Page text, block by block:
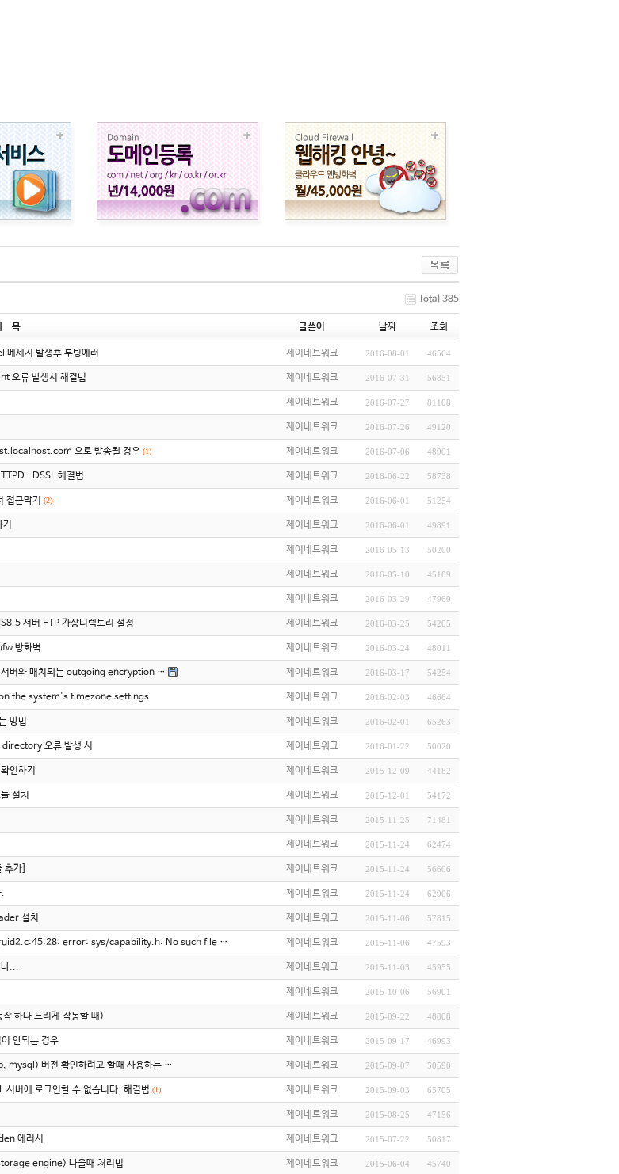
Total 385
목 글쓴이 날짜 조회
세지 발생후 부팅에러 제이네트워크 2016-08-01 46564
오류 발생시 해결법 제이네트워크 2016-07-31 56851
제이네트워크 2016-07-27 81108
제이네트워크 2016-07-26 49120
으로 발송될 경우 (1) 제이네트워크 2016-07-06 48901
-DSSL 해결법 제이네트워크 2016-06-22 58738
근막기 (2) 제이네트워크 2016-06-01 51254
제이네트워크 2016-06-01 49891
제이네트워크 2016-05-13 50200
제이네트워크 2016-05-10 45109
제이네트워크 2016-03-29 47960
서버 FTP 가상디렉토리 설정 제이네트워크 2016-03-25 54205
방화벽 제이네트워크 2016-03-24 48011
버와 매치되는 outgoing encryption … 제이네트워크 2016-03-17 54254
the system's timezone settings 제이네트워크 2016-02-03 46664
방법 제이네트워크 2016-02-01 65263
오류 발생 시 제이네트워크 2016-01-22 50020
인하기 제이네트워크 2015-12-09 44182
설치 제이네트워크 2015-12-01 54172
제이네트워크 2015-11-25 71481
제이네트워크 2015-11-24 62474
가] 제이네트워크 2015-11-24 56606
. 제이네트워크 2015-11-24 62906
설치 제이네트워크 2015-11-06 57815
error: sys/capability.h: No such file … 제이네트워크 2015-11-06 47593
나... 제이네트워크 2015-11-03 45955
제이네트워크 2015-10-06 56901
하나 느리게 작동할 때) 제이네트워크 2015-09-22 48808
안되는 경우 제이네트워크 2015-09-17 46993
버전 확인하려고 할때 사용하는 … 제이네트워크 2015-09-07 50590
버에 로그인할 수 없습니다. 해결법 (1) 제이네트워크 2015-09-03 65705
제이네트워크 2015-08-25 47156
에러시 제이네트워크 2015-07-22 50817
engine) 나올때 처리법 제이네트워크 2015-06-04 45740